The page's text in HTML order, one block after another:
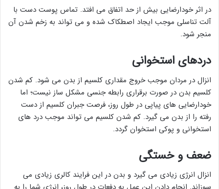
در اثر خودارضایی بیش از حد اتفاق می افتد. تماس پوست دست با
آلت تناسلی موجب ایجاد اصطکاک شده و می تواند به زخم شدن آن
منجر شود.
دردهای استخوانی
انزال در مردان موجب خروج مقداری کلسیم از بدن می شود. کم شدن
کلسیم بدن در صورت برقراری رابطه جنسی مشکل ساز نیست؛ اما
خودارضایی های پیاپی در طول روز، فرصت جبران کلسیم از دست
رفته را از بدن می گیرد. کم شدن کلسیم می تواند موجب درد های
استخوانی و پوکی استخوان گردد.
ضعف و خستگی
انزال انرژی زیادی می گیرد و بدن در این فرایند کالری زیادی می